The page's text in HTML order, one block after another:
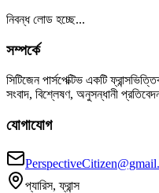
নিবন্ধ লোড হচ্ছে...
সম্পর্কে
সিটিজেন পার্সপেক্টিভ একটি
সংবাদ, বিশ্লেষণ, অনুসন্ধানী
যোগাযোগ
প্যারিস, ফ্রান্স